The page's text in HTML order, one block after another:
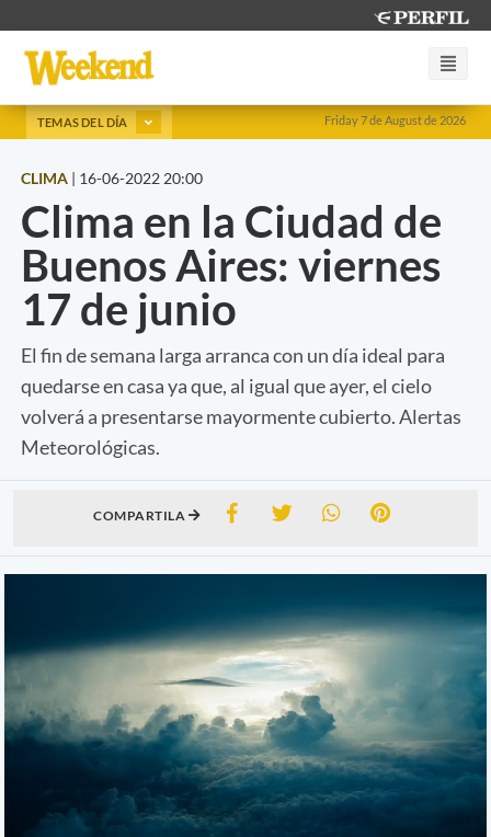
Friday 7 de August de 2026
TEMAS DEL DÍA
CLIMA | 16-06-2022 20:00
Clima en la Ciudad de
Buenos Aires: viernes
17 de junio
El fin de semana larga arranca con un día ideal para
quedarse en casa ya que, al igual que ayer, el cielo
volverá a presentarse mayormente cubierto. Alertas
Meteorológicas.
COMPARTILA